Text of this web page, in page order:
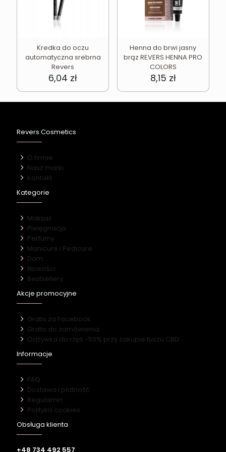
Kredka do oczu
automatyczna srebrna
Revers
6,04 zł
Henna do brwi jasny
brąz REVERS HENNA PRO
COLORS
8,15 zł
Revers Cosmetics
O firmie
Nasz marki
Kontakt
Kategorie
Makijaż
Pielęgnacja
Perfumy
Manicure i Pedicure
Dom
Nowości
Bestsellery
Akcje promocyjne
Gratis za Facebook
Gratis do zamówienia
Odżywka do rzęs -50% przy zakupie tuszu CBD
Informacje
FAQ
Dostawa i płatność
Regulamin
Polityka cookies
Obsługa klienta
+48 734 492 557